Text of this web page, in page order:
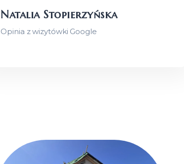
Natalia Stopierzyńska
Opinia z wizytówki Google